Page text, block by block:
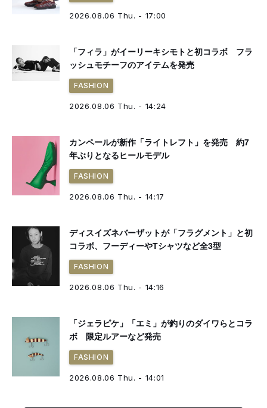
2026.08.06 Thu. - 17:00
「フィラ」がイーリーキシモトと初コラボ フラ
ッシュモチーフのアイテムを発売
FASHION
2026.08.06 Thu. - 14:24
カンペールが新作「ライトレフト」を発売 約7
年ぶりとなるヒールモデル
FASHION
2026.08.06 Thu. - 14:17
ディスイズネバーザットが「フラグメント」と初
コラボ、フーディーやTシャツなど全3型
FASHION
2026.08.06 Thu. - 14:16
「ジェラピケ」「エミ」が釣りのダイワらとコラ
ボ 限定ルアーなど発売
FASHION
2026.08.06 Thu. - 14:01